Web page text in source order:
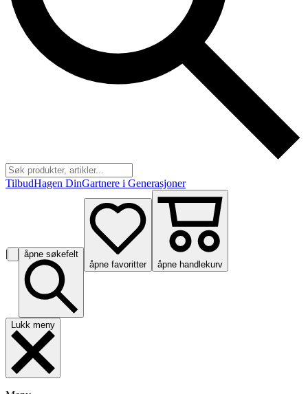
TilbudHagen DinGartnere i Generasjoner
|
åpne søkefelt
åpne favoritter
åpne handlekurv
Lukk meny